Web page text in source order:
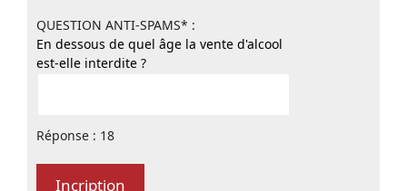
QUESTION ANTI-SPAMS* :
En dessous de quel âge la vente d'alcool
est-elle interdite ?
Réponse : 18